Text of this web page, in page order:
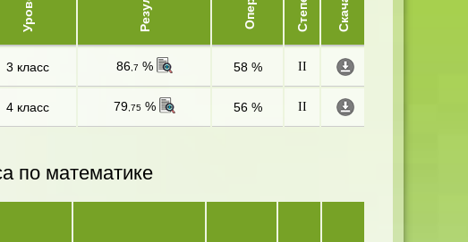
3 класс 86,7 % 58 % II
4 класс 79,75% 56 % II
по математике